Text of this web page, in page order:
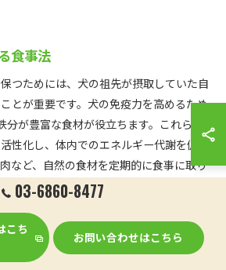
食事法
つためには、犬の祖先が摂取していた自
とが重要です。犬の免疫力を高めるため
分が豊富な食材が役立ちます。これらの
性化し、体内でのエネルギー代謝を促進
など、自然の食材を定期的に食事に取り
病原体に対する抵抗力を強化します。さ
03-6860-8477
こち
お問い合わせはこちら